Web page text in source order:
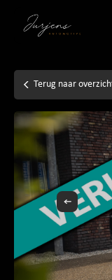
Terug naar